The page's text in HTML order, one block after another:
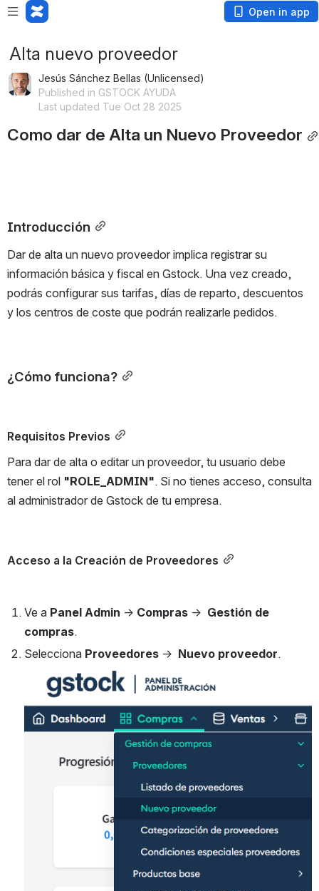
Open in app
Alta nuevo proveedor
Jesús Sánchez Bellas (Unlicensed)
Published in GSTOCK AYUDA
Last updated Tue Oct 28 2025
Como dar de Alta un Nuevo Proveedor
Introducción
Dar de alta un nuevo proveedor implica registrar su
información básica y fiscal en Gstock. Una vez creado,
podrás configurar sus tarifas, días de reparto, descuentos
y los centros de coste que podrán realizarle pedidos.
¿Cómo funciona?
Requisitos Previos
Para dar de alta o editar un proveedor, tu usuario debe
tener el rol "ROLE_ADMIN". Si no tienes acceso, consulta
al administrador de Gstock de tu empresa.
Acceso a la Creación de Proveedores
Ve a Panel Admin → Compras → Gestión de
compras.
Selecciona Proveedores → Nuevo proveedor.